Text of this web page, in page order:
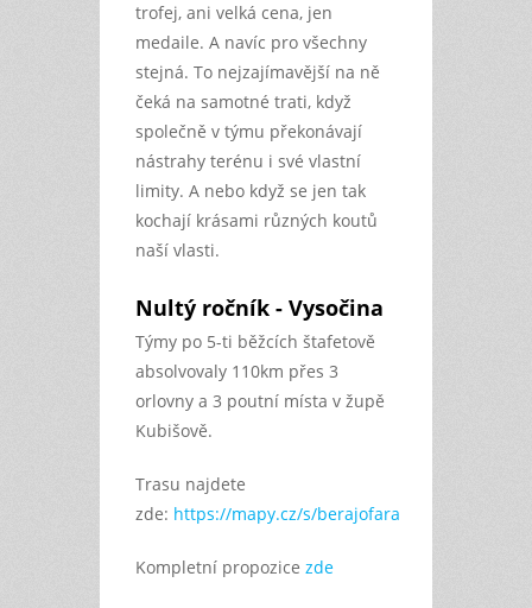
trofej, ani velká cena, jen
medaile. A navíc pro všechny
stejná. To nejzajímavější na ně
čeká na samotné trati, když
společně v týmu překonávají
nástrahy terénu i své vlastní
limity. A nebo když se jen tak
kochají krásami různých koutů
naší vlasti.
Nultý ročník - Vysočina
Týmy po 5-ti běžcích štafetově
absolvovaly 110km přes 3
orlovny a 3 poutní místa v župě
Kubišově.
Trasu najdete
zde: https://mapy.cz/s/berajofara
Kompletní propozice zde